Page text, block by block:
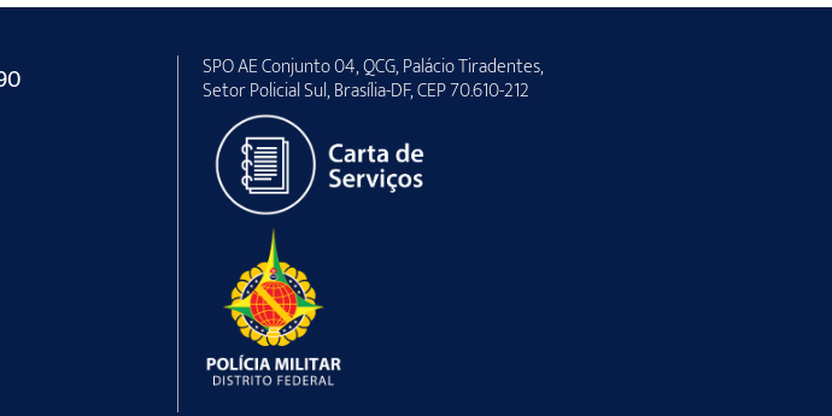
SPO AE Conjunto 04, QCG, Palácio Tiradentes,
Setor Policial Sul, Brasília-DF, CEP 70.610-212